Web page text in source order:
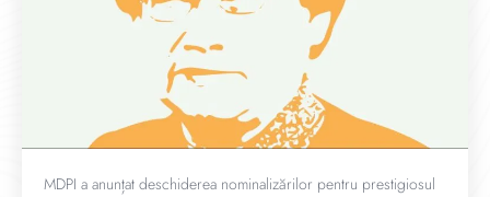
MDPI a anunțat deschiderea nominalizărilor pentru prestigiosul